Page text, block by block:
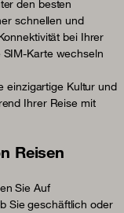
den besten
schnellen und
bei Ihrer
Karte wechseln
einzigartige Kultur und
Ihrer Reise mit
Reisen
Sie Auf
Sie geschäftlich oder